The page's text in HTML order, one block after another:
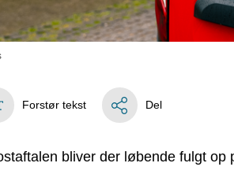
Forstør tekst Del
bliver der løbende fulgt